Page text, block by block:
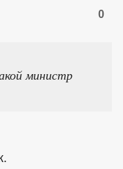
0
министр